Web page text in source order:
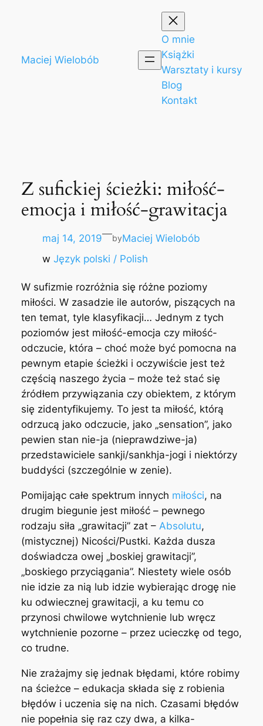
Maciej Wielobób
O mnie
Książki
Warsztaty i kursy
Blog
Kontakt
Z sufickiej ścieżki: miłość-
emocja i miłość-grawitacja
maj 14, 2019—byMaciej Wielobób
w Język polski / Polish
W sufizmie rozróżnia się różne poziomy
miłości. W zasadzie ile autorów, piszących na
ten temat, tyle klasyfikacji… Jednym z tych
poziomów jest miłość-emocja czy miłość-
odczucie, która – choć może być pomocna na
pewnym etapie ścieżki i oczywiście jest też
częścią naszego życia – może też stać się
źródłem przywiązania czy obiektem, z którym
się zidentyfikujemy. To jest ta miłość, którą
odrzucą jako odczucie, jako „sensation”, jako
pewien stan nie-ja (nieprawdziwe-ja)
przedstawiciele sankji/sankhja-jogi i niektórzy
buddyści (szczególnie w zenie).
Pomijając całe spektrum innych miłości, na
drugim biegunie jest miłość – pewnego
rodzaju siła „grawitacji” zat– Absolutu,
(mistycznej) Nicości/Pustki. Każda dusza
doświadcza owej „boskiej grawitacji”,
„boskiego przyciągania”. Niestety wiele osób
nie idzie za nią lub idzie wybierając drogę nie
ku odwiecznej grawitacji, a ku temu co
przynosi chwilowe wytchnienie lub wręcz
wytchnienie pozorne – przez ucieczkę od tego,
co trudne.
Nie zrażajmy się jednak błędami, które robimy
na ścieżce – edukacja składa się z robienia
błędów i uczenia się na nich. Czasami błędów
nie popełnia się raz czy dwa, a kilka-